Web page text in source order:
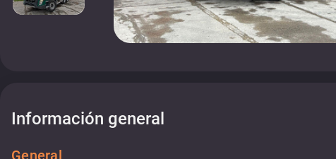
Información general
General